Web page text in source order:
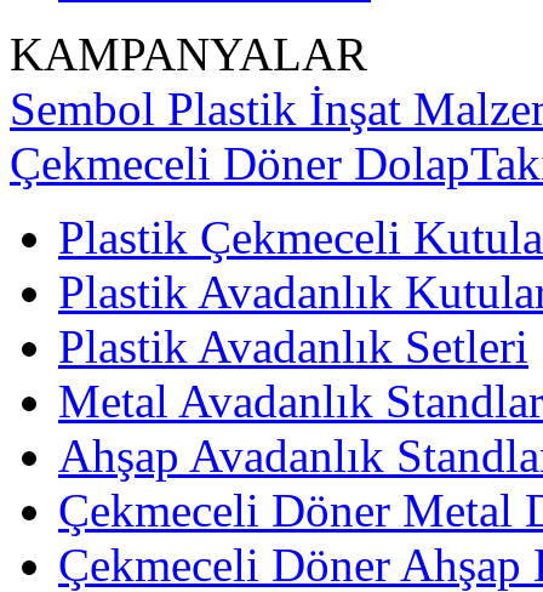
KAMPANYALAR
Sembol Plastik İnşat
Çekmeceli Döner Dolap
Plastik Çekmeceli
Plastik Avadanlık
Plastik Avadanlık Setleri
Metal Avadanlık
Ahşap Avadanlık
Çekmeceli Döner Metal
Çekmeceli Döner Ahşap